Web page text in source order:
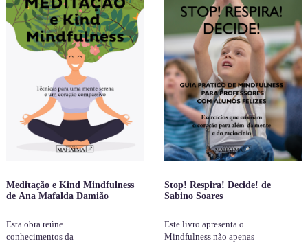
Meditação e Kind Mindfulness
de Ana Mafalda Damião
Esta obra reúne
conhecimentos da
Stop! Respira! Decide! de
Sabino Soares
Este livro apresenta o
Mindfulness não apenas